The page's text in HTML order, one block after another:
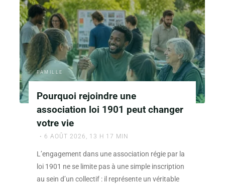
et
belle-
mère
vivante
droits
et
obligations
héritiers"
FAMILLE
Pourquoi rejoindre une
association loi 1901 peut changer
votre vie
6 AOÛT 2026, 13 H 17 MIN
L’engagement dans une association régie par la
loi 1901 ne se limite pas à une simple inscription
au sein d’un collectif : il représente un véritable